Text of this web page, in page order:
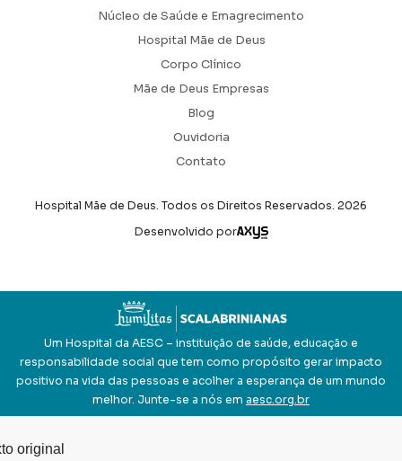
Núcleo de Saúde e Emagrecimento
Hospital Mãe de Deus
Corpo Clínico
Mãe de Deus Empresas
Blog
Ouvidoria
Contato
Hospital Mãe de Deus. Todos os Direitos Reservados. 2026
Desenvolvido por
Axysweb
Um Hospital da AESC – instituição de saúde, educação e
responsabilidade social que tem como propósito gerar impacto
positivo na vida das pessoas e acolher a esperança de um mundo
melhor. Junte-se a nós em aesc.org.br
original